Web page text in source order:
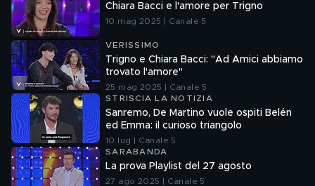
Chiara Bacci e l'amore per Trigno
10 mag 2025 | Canale 5
VERISSIMO
Trigno e Chiara Bacci: "Ad Amici abbiamo
trovato l'amore"
25 mag 2025 | Canale 5
STRISCIA LA NOTIZIA
Sanremo, De Martino vuole ospiti Belén
ed Emma: il curioso triangolo
10 lug | Canale 5
SARABANDA
La prova Playlist del 27 agosto
27 ago 2025 | Canale 5